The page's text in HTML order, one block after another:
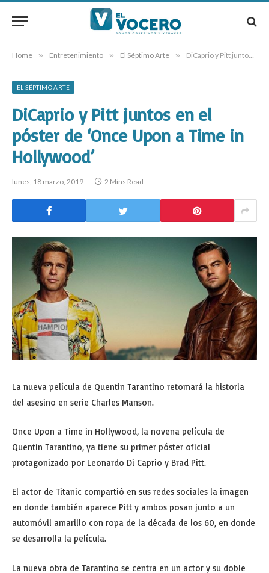
Home » Entretenimiento » El Séptimo Arte » DiCaprio y Pitt juntos en el póster de ‘Once Upon a Time in Hollywood’
EL SÉPTIMO ARTE
DiCaprio y Pitt juntos en el
póster de ‘Once Upon a Time in
Hollywood’
lunes, 18 marzo, 2019 2 Mins Read
La nueva película de Quentin Tarantino retomará la historia
del asesino en serie Charles Manson.
Once Upon a Time in Hollywood, la novena película de
Quentin Tarantino, ya tiene su primer póster oficial
protagonizado por Leonardo Di Caprio y Brad Pitt.
El actor de Titanic compartió en sus redes sociales la imagen
en donde también aparece Pitt y ambos posan junto a un
automóvil amarillo con ropa de la década de los 60, en donde
se desarrolla la película.
La nueva obra de Tarantino se centra en un actor y su doble